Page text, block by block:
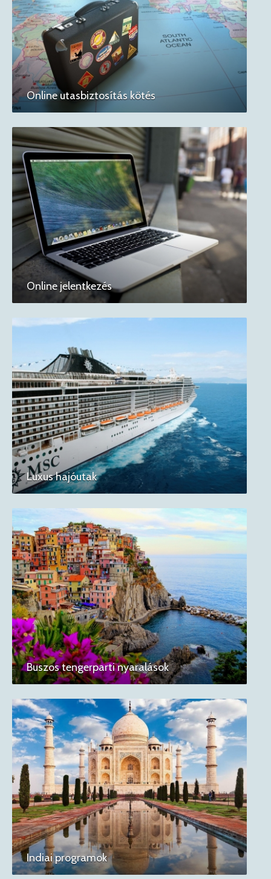
Online utasbiztosítás kötés
Online jelentkezés
Luxus hajóutak
Buszos tengerparti nyaralások
Indiai programok